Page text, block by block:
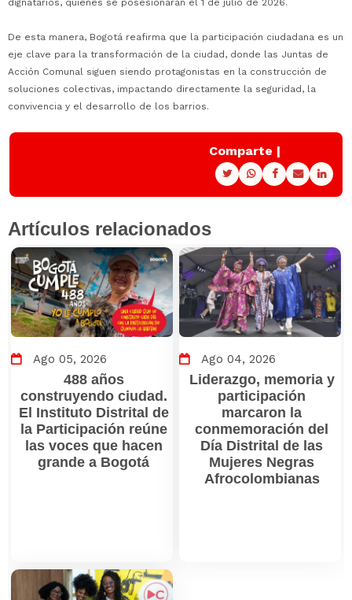
dignatarios, quienes se posesionarán el 1 de julio de 2026.
De esta manera, Bogotá reafirma que la participación ciudadana es un
eje clave para la transformación de la ciudad, donde las Juntas de
Acción Comunal siguen siendo protagonistas en la construcción de
soluciones colectivas, impactando directamente la seguridad, la
convivencia y el desarrollo de los barrios.
Comparte |
Artículos relacionados
Ago 05, 2026
488 años
construyendo ciudad.
El Instituto Distrital de
la Participación reúne
las voces que hacen
grande a Bogotá
Ago 04, 2026
Liderazgo, memoria y
participación
marcaron la
conmemoración del
Día Distrital de las
Mujeres Negras
Afrocolombianas